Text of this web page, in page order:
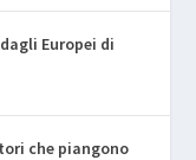
Europei di
che piangono